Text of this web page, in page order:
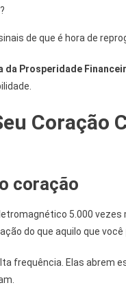
de que é hora de
da Prosperidade
Coração
coração
5.000
do que aquilo que você
frequência. Elas abrem